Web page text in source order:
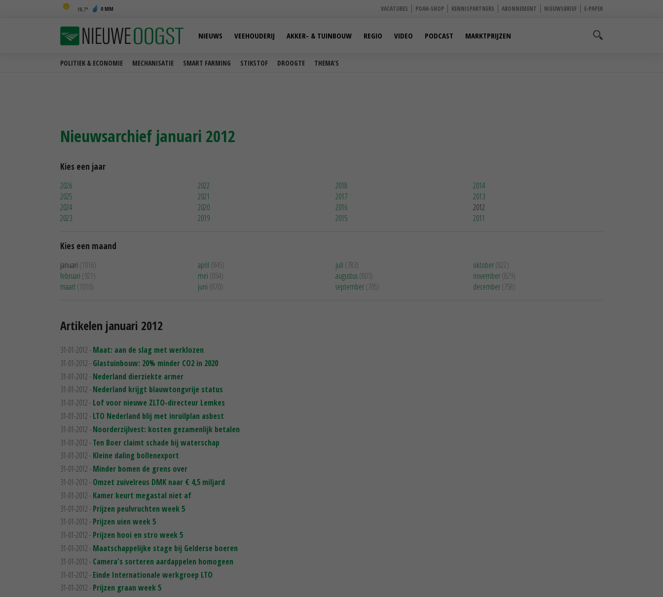
18,7 0 MM VACATURES POAH-SHOP KENNISPARTNERS ABONNEMENT NIEUWSBRIEF E-PAPER
POLITIEK & ECONOMIE MECHANISATIE SMART FARMING STIKSTOF DROOGTE THEMA'S
NIEUWS VEEHOUDERIJ AKKER- & TUINBOUW REGIO VIDEO PODCAST MARKTPRIJZEN
Nieuwsarchief januari 2012
Kies een jaar
2026
2025
2024
2023
2022
2021
2020
2019
2018
2017
2016
2015
2014
2013
2012
2011
Kies een maand
januari (1016)
februari (921)
maart(1010)
april (845)
mei (854)
juni (870)
juli (783)
augustus(803)
september(705)
oktober(822)
november(829)
december(758)
Artikelen januari 2012
31-01-2012 -Maat: aan de slag met werklozen
31-01-2012 -Glastuinbouw: 20% minder CO2 in 2020
31-01-2012 -Nederland dierziekte armer
31-01-2012 -Nederland krijgt blauwtongvrije status
31-01-2012 -Lof voor nieuwe ZLTO-directeur Lemkes
31-01-2012 -LTO Nederland blij met inruilplan asbest
31-01-2012 -Noorderzijlvest: kosten gezamenlijk betalen
31-01-2012 -Ten Boer claimt schade bij waterschap
31-01-2012 -Kleine daling bollenexport
31-01-2012 -Minder bomen de grens over
31-01-2012 -Omzet zuivelreus DMK naar € 4,5 miljard
31-01-2012 -Kamer keurt megastal niet af
31-01-2012 -Prijzen peulvruchten week 5
31-01-2012 -Prijzen uien week 5
31-01-2012 -Prijzen hooi en stro week 5
31-01-2012 -Maatschappelijke stage bij Gelderse boeren
31-01-2012 -Camera's sorteren aardappelen homogeen
31-01-2012 -Einde Internationale werkgroep LTO
31-01-2012 -Prijzen graan week 5